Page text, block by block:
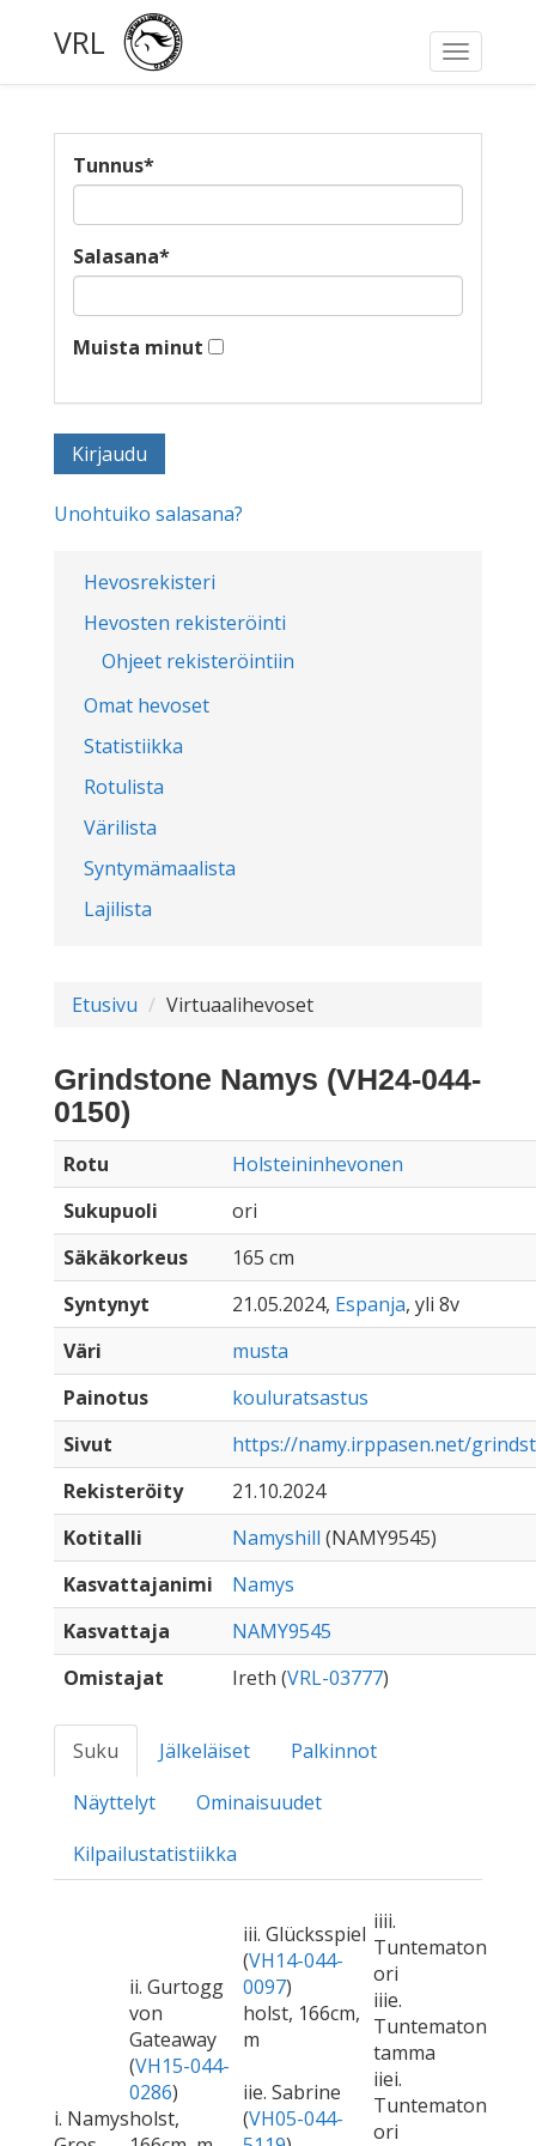
Toggle
VRL
Hevosrekisteri
Hevosten rekisteröinti
Ohjeet rekisteröintiin
Omat hevoset
Statistiikka
Rotulista
Värilista
Syntymämaalista
Lajilista
Tunnus*
Salasana*
Muista minut
Unohtuiko salasana?
Etusivu Virtuaalihevoset
Grindstone Namys (VH24-044-
0150)
Rotu
Holsteininhevonen
Sukupuoli
ori
Säkäkorkeus
165 cm
Syntynyt
21.05.2024, Espanja, yli 8v
Väri
musta
Painotus
kouluratsastus
Sivut
https://namy.irppasen.net/
Rekisteröity
21.10.2024
Kotitalli
Namyshill (NAMY9545)
Kasvattajanimi
Namys
Kasvattaja
NAMY9545
Omistajat
Ireth (VRL-03777)
Suku Jälkeläiset
Palkinnot
Näyttelyt
Ominaisuudet
Kilpailustatistiikka
i. Namys
ii. Gurtogg
von
Gateaway
(VH15-044-
0286)
holst,
iii. Glücksspiel
(VH14-044-
0097)
holst, 166cm,
m
iiii.
Tuntematon
ori
iiie.
Tuntematon
tamma
iie. Sabrine
(VH05-044-
iiei.
Tuntematon
ori